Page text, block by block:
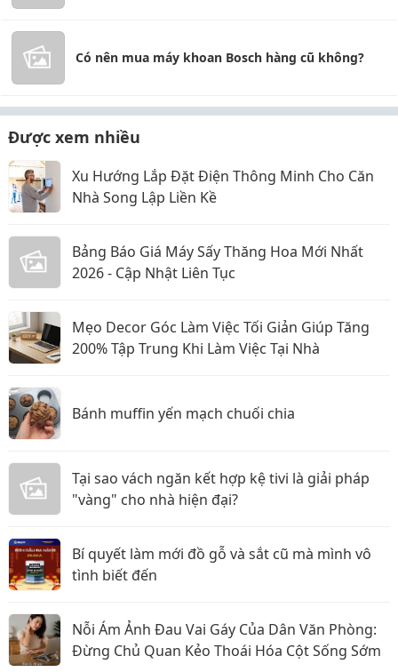
Có nên mua máy khoan Bosch hàng cũ không?
Được xem nhiều
Xu Hướng Lắp Đặt Điện Thông Minh Cho Căn
Nhà Song Lập Liền Kề
Bảng Báo Giá Máy Sấy Thăng Hoa Mới Nhất
2026 - Cập Nhật Liên Tục
Mẹo Decor Góc Làm Việc Tối Giản Giúp Tăng
200% Tập Trung Khi Làm Việc Tại Nhà
Bánh muffin yến mạch chuối chia
Tại sao vách ngăn kết hợp kệ tivi là giải pháp
"vàng" cho nhà hiện đại?
Bí quyết làm mới đồ gỗ và sắt cũ mà mình vô
tình biết đến
Nỗi Ám Ảnh Đau Vai Gáy Của Dân Văn Phòng:
Đừng Chủ Quan Kẻo Thoái Hóa Cột Sống Sớm